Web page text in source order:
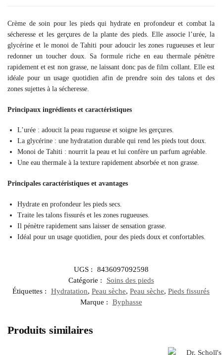
Crème de soin pour les pieds qui hydrate en profondeur et combat la
sécheresse et les gerçures de la plante des pieds. Elle associe l’urée, la
glycérine et le monoi de Tahiti pour adoucir les zones rugueuses et leur
redonner un toucher doux. Sa formule riche en eau thermale pénètre
rapidement et est non grasse, ne laissant donc pas de film collant. Elle est
idéale pour un usage quotidien afin de prendre soin des talons et des
zones sujettes à la sécheresse.
Principaux ingrédients et caractéristiques
L’urée : adoucit la peau rugueuse et soigne les gerçures.
La glycérine : une hydratation durable qui rend les pieds tout doux.
Monoi de Tahiti : nourrit la peau et lui confère un parfum agréable.
Une eau thermale à la texture rapidement absorbée et non grasse.
Principales caractéristiques et avantages
Hydrate en profondeur les pieds secs.
Traite les talons fissurés et les zones rugueuses.
Il pénètre rapidement sans laisser de sensation grasse.
Idéal pour un usage quotidien, pour des pieds doux et confortables.
UGS :
8436097092598
Catégorie :
Soins des pieds
Étiquettes :
Hydratation, Peau sèche, Peau sèche, Pieds fissurés
Marque :
Byphasse
Produits similaires